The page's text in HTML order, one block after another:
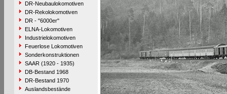
DR-Neubaulokomotiven
DR-Rekolokomotiven
DR - "6000er"
ELNA-Lokomotiven
Industrielokomotiven
Feuerlose Lokomotiven
Sonderkonstruktionen
SAAR (1920 - 1935)
DB-Bestand 1968
DR-Bestand 1970
Auslandsbestände